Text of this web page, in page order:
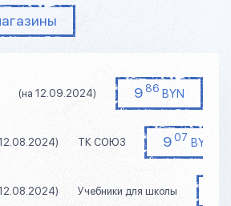
(на 12.09.2024) 986 BYN
ТК СОЮЗ 907 BYN
Учебники для школы